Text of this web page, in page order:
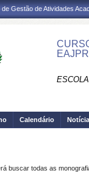
Gestão de Atividades
Calendário
buscar todas as